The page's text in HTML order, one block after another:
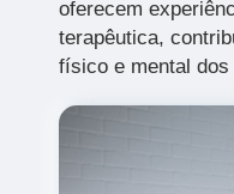
oferecem
terapêutica,
físico e mental dos